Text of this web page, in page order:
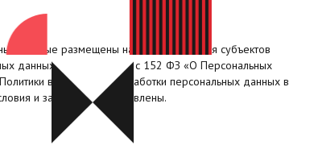
данные размещены на сайте с согласия субъектов
данных, в соответствии с 152 ФЗ «О Персональных
в отношении обработки персональных данных в
и запреты не установлены.